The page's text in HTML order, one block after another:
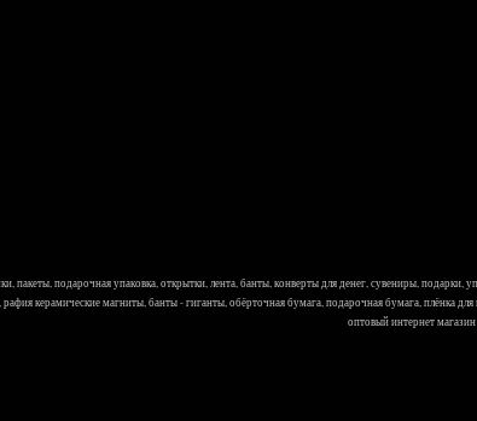
пакеты, подарочная упаковка, открытки, лента, банты, конверты для денег, сувениры,
керамические магниты, банты - гиганты, обёрточная бумага, подарочная бумага, плёнка
оптовый интернет